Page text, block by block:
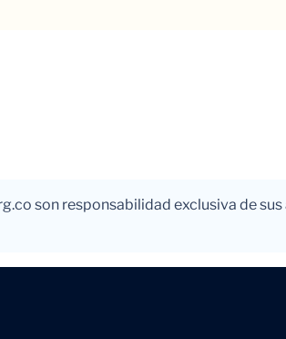
son responsabilidad exclusiva de sus